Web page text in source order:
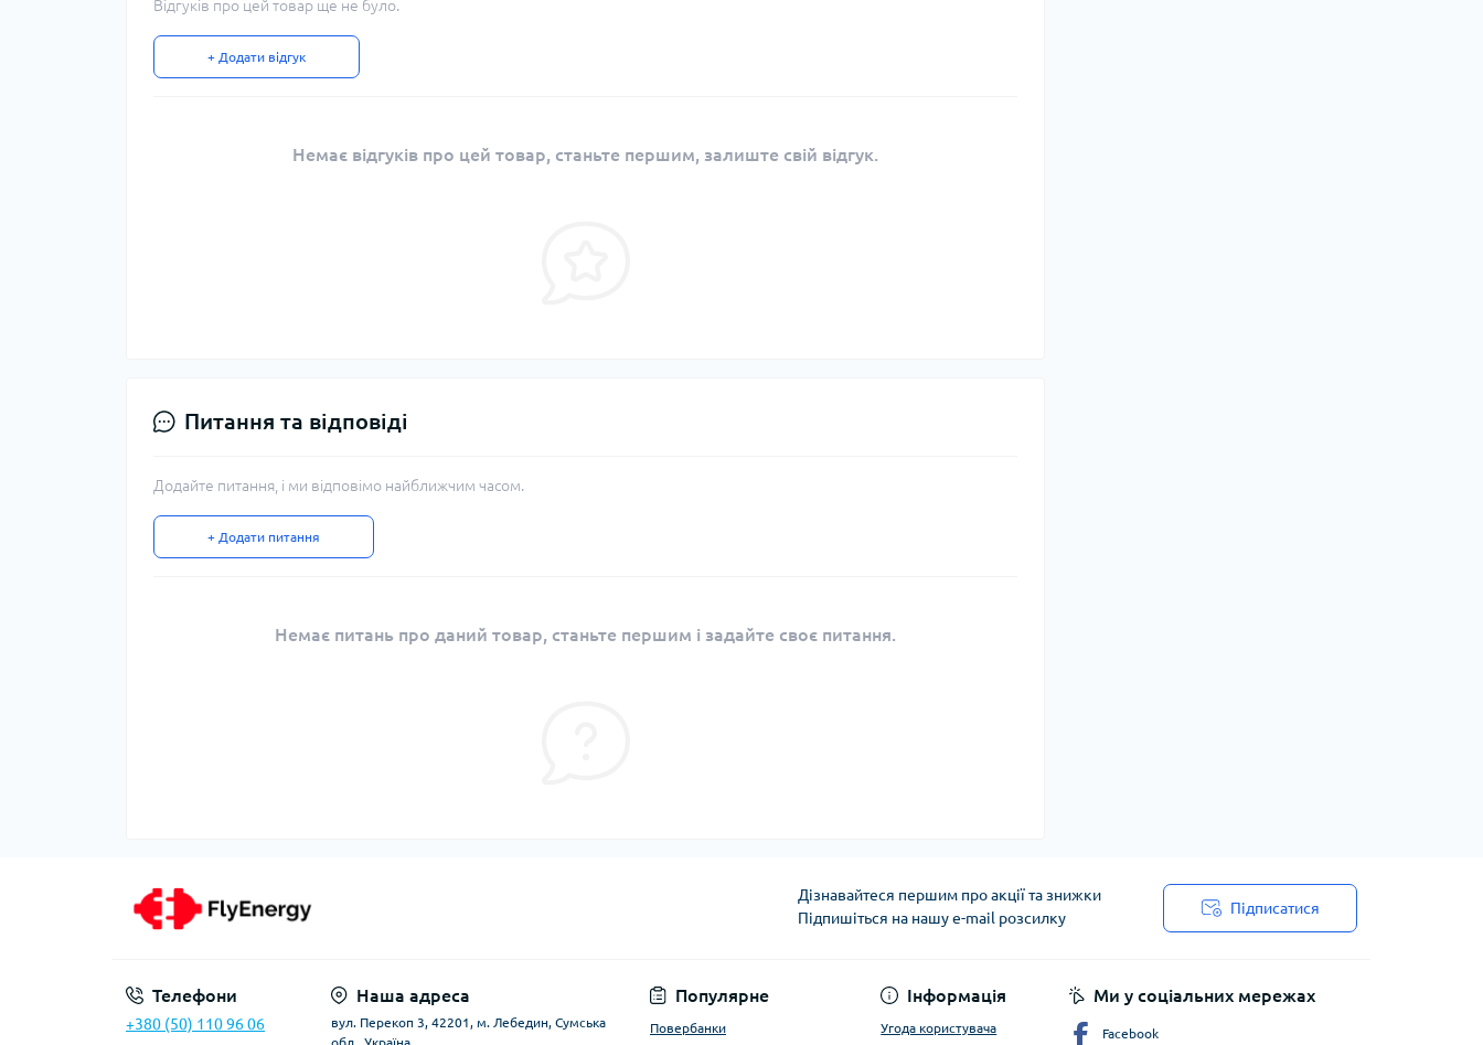
Відгуків про цей товар ще не було.
+ Додати відгук
Немає відгуків про цей товар, станьте першим, залиште свій відгук.
Питання та відповіді
Додайте питання, і ми відповімо найближчим часом.
+ Додати питання
Немає питань про даний товар, станьте першим і задайте своє питання.
Дізнавайтеся першим про акції та знижки
Підпишіться на нашу e-mail розсилку
Підписатися
Телефони
+380 (50) 110 96 06
Наша адреса
вул. Перекоп 3, 42201, м. Лебедин, Сумська
Популярне
Повербанки
Інформація
Угода користувача
Ми у соціальних мережах
Facebook